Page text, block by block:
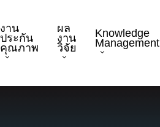
งาน
ประกัน
คุณภาพ
ผล
งาน
วิจัย
Knowledge
Management